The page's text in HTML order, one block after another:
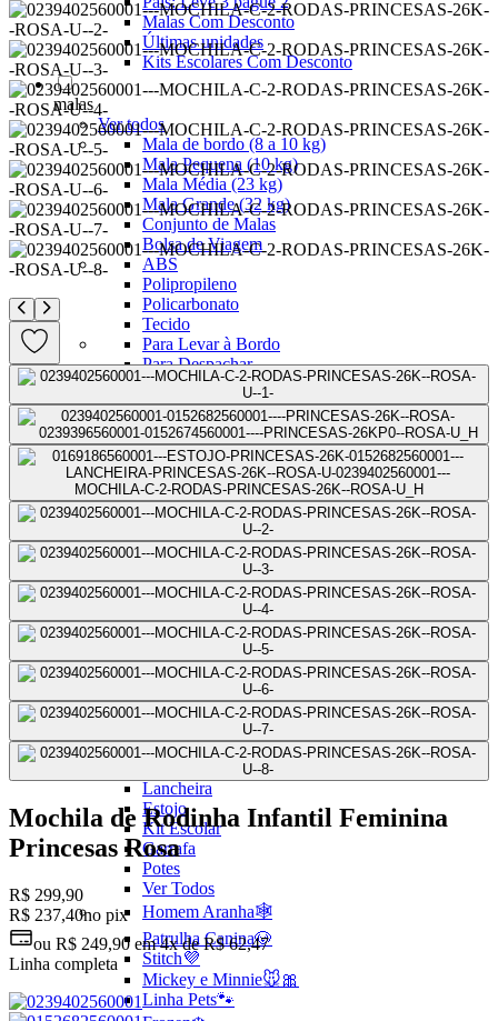
Malas Com Desconto
Últimas unidades
Kits Escolares Com Desconto
malas
Ver todos
Mala de bordo (8 a 10 kg)
Mala Pequena (10 kg)
Mala Média (23 kg)
Mala Grande (32 kg)
Conjunto de Malas
Bolsa de Viagem
ABS
Polipropileno
Policarbonato
Tecido
Para Levar à Bordo
Para Despachar
Mochilas
Ver todos
Mochilas Masculinas
Mochilas Femininas
Mochilas Escolares
Mochilas Juvenis
Mochila para Notebook
Mochila de Couro
Mochila Executiva
Mochila com Rodas
Mochila Pequena
Mochila Média
Mochila Grande
Escolar
Mochila com Rodinha
Mochila sem Rodinhas
Lancheira
Estojo
Kit Escolar
Garrafa
Potes
Ver Todos
Homem Aranha🕸️
Patrulha Canina🐶
Stitch💜
Mickey e Minnie🐭🎀
Linha Pets🐾
Mochila de Rodinha Infantil Feminina
Princesas Rosa
R$ 299,90
R$ 237,40no pix
ou R$ 249,90 em4x de R$ 62,47
Linha completa